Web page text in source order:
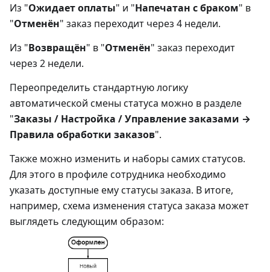
Из "Ожидает оплаты" и "Напечатан с браком" в
"Отменён" заказ переходит через 4 недели.
Из "Возвращён" в "Отменён" заказ переходит
через 2 недели.
Переопределить стандартную логику
автоматической смены статуса можно в разделе
"Заказы / Настройка / Управление заказами →
Правила обработки заказов".
Также можно изменить и наборы самих статусов.
Для этого в профиле сотрудника необходимо
указать доступные ему статусы заказа. В итоге,
например, схема изменения статуса заказа может
выглядеть следующим образом: